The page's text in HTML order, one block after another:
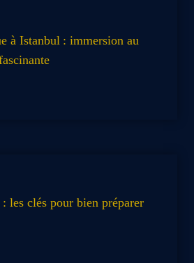
à Istanbul : immersion au
les clés pour bien préparer